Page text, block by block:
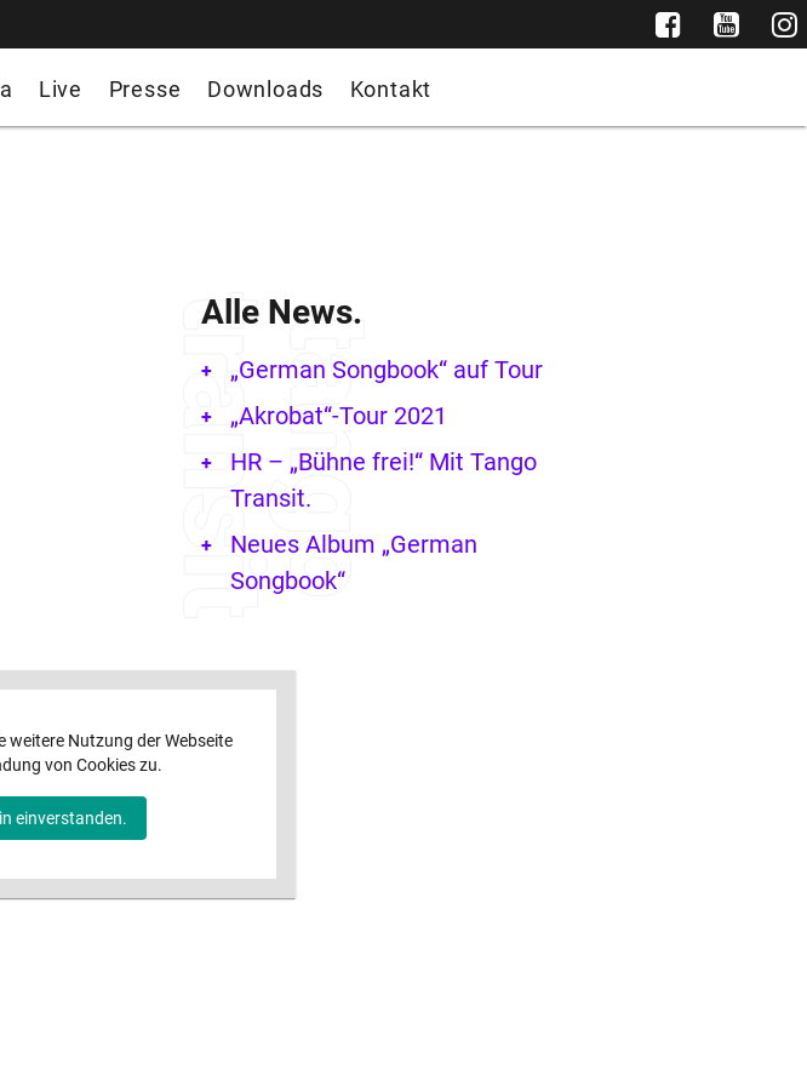
Live Presse Downloads Kontakt
weitere Nutzung der Webseite
von Cookies zu.
einverstanden.
Alle News.
„German Songbook“ auf Tour
„Akrobat“-Tour 2021
HR – „Bühne frei!“ Mit Tango
Transit.
Neues Album „German
Songbook“